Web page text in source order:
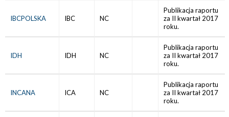
IBCPOLSKA IBC NC
Publikacja raportu
za II kwartał 2017
roku.
IDH IDH NC
Publikacja raportu
za II kwartał 2017
roku.
INCANA ICA NC
Publikacja raportu
za II kwartał 2017
roku.